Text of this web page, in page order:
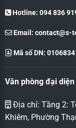
Hotline: 094 836
Email: contact@s-
Mã số DN:
Văn phòng đại diện
Địa chỉ: Tầng 2:
Khiêm, Phường